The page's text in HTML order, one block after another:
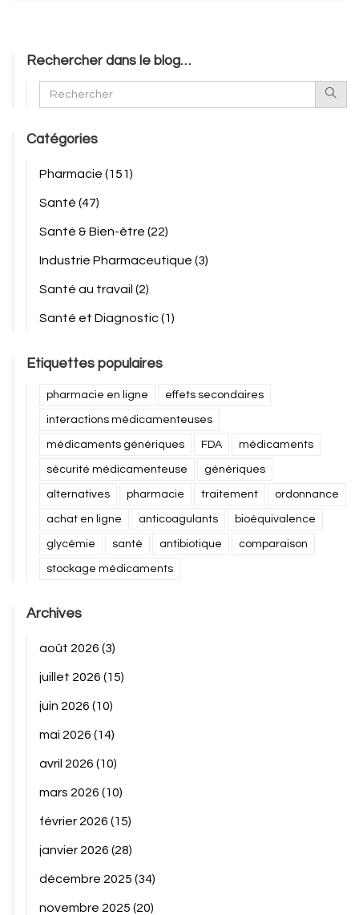
Rechercher dans le blog…
Catégories
Pharmacie (151)
Santé (47)
Santé & Bien-être (22)
Industrie Pharmaceutique (3)
Santé au travail (2)
Santé et Diagnostic(1)
Etiquettes populaires
pharmacie en ligne effets secondaires
interactions médicamenteuses
médicaments génériques FDA médicaments
sécurité médicamenteuse génériques
alternatives pharmacie traitement ordonnance
achat en ligne anticoagulants bioéquivalence
glycémie santé antibiotique comparaison
stockage médicaments
Archives
août 2026 (3)
juillet 2026 (15)
juin 2026 (10)
mai 2026 (14)
avril 2026 (10)
mars 2026 (10)
février 2026 (15)
janvier 2026 (28)
décembre 2025 (34)
novembre 2025 (20)